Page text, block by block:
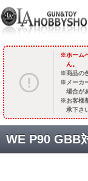
ホーム
ん。
商品の
メーカ
場合が
お客様
承下さ